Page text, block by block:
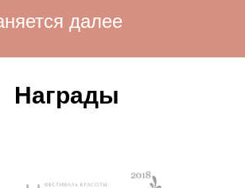
далее
Награды